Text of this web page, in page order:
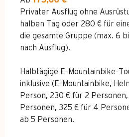
Privater Ausflug ohne
halben Tag oder 280 € für
die gesamte Gruppe (max. 6
nach Ausflug).
Halbtägige E-Mountainbike-
inklusive (E-Mountainbike,
Person, 230 € für 2
Personen, 325 € für 4
ab 5 Personen.